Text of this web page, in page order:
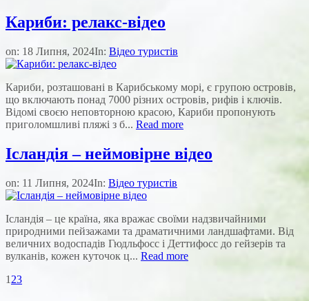
Кариби: релакс-відео
on: 18 Липня, 2024In: Відео туристів
Кариби, розташовані в Карибському морі, є групою островів,
що включають понад 7000 різних островів, рифів і ключів.
Відомі своєю неповторною красою, Кариби пропонують
приголомшливі пляжі з б... Read more
Ісландія – неймовірне відео
on: 11 Липня, 2024In: Відео туристів
Ісландія – це країна, яка вражає своїми надзвичайними
природними пейзажами та драматичними ландшафтами. Від
величних водоспадів Гюдльфосс і Деттифосс до гейзерів та
вулканів, кожен куточок ц... Read more
1 23